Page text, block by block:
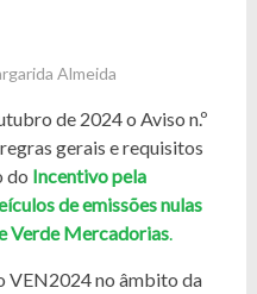
Almeida
de 2024 o Aviso n.º
gerais e requisitos
do Incentivo pela
de emissões nulas
Verde Mercadorias.
VEN2024 no âmbito da